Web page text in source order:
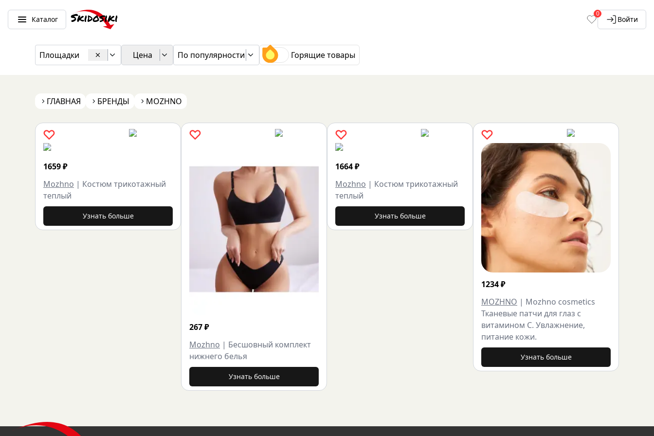
Каталог
0
Войти
Площадки Цена По популярности Горящие товары
ГЛАВНАЯ БРЕНДЫ MOZHNO
1659₽
Mozhno | Костюм трикотажный
теплый
Узнать больше
267₽
Mozhno | Бесшовный комплект
нижнего белья
Узнать больше
1664₽
Mozhno | Костюм трикотажный
теплый
Узнать больше
1234₽
MOZHNO | Mozhno cosmetics
Тканевые патчи для глаз с
витамином С. Увлажнение,
питание кожи.
Узнать больше